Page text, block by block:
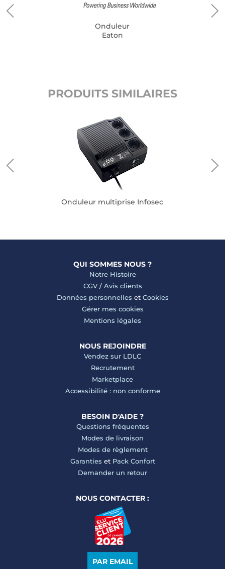
Onduleur
Eaton
PRODUITS SIMILAIRES
Onduleur multiprise Infosec
QUI SOMMES NOUS ?
Notre Histoire
CGV/ Avis clients
Données personnelles et Cookies
Gérer mes cookies
Mentions légales
NOUS REJOINDRE
Vendez sur LDLC
Recrutement
Marketplace
Accessibilité : non conforme
BESOIN D'AIDE ?
Questions fréquentes
Modes de livraison
Modes de règlement
Garanties et Pack Confort
Demander un retour
NOUS CONTACTER :
PAR EMAIL